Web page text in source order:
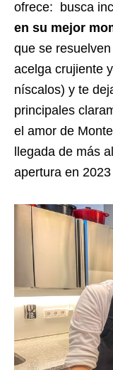
ofrece: busca
en su mejor
que se
acelga crujiente
níscalos) y te
principales
el amor de
llegada de más
apertura en